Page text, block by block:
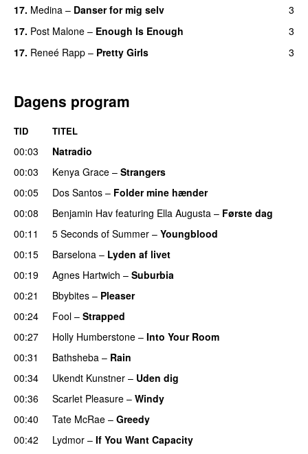
17. Medina – Danser for mig selv
3
17. Post Malone – Enough Is Enough
3
17. Reneé Rapp – Pretty Girls 3
Dagens program
TID TITEL
00:03
Natradio
00:03
Kenya Grace – Strangers
00:05 Dos Santos – Folder mine hænder
00:08 Benjamin Hav featuring Ella Augusta – Første dag
00:11 5 Seconds of Summer – Youngblood
00:15
Barselona – Lyden af livet
00:19
Agnes Hartwich – Suburbia
00:21
Bbybites – Pleaser
00:24
Fool – Strapped
00:27 Holly Humberstone – Into Your Room
00:31
Bathsheba – Rain
00:34 Ukendt Kunstner – Uden dig
00:36
Scarlet Pleasure – Windy
00:40 Tate McRae – Greedy
00:42
Lydmor – If You Want Capacity